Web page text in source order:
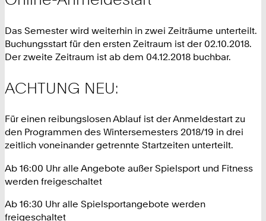
Das Semester wird weiterhin in zwei Zeiträume unterteilt.
Buchungsstart für den ersten Zeitraum ist der 02.10.2018.
Der zweite Zeitraum ist ab dem 04.12.2018 buchbar.
ACHTUNG NEU:
Für einen reibungslosen Ablauf ist der Anmeldestart zu
den Programmen des Wintersemesters 2018/19 in drei
zeitlich voneinander getrennte Startzeiten unterteilt.
Ab 16:00 Uhr alle Angebote außer Spielsport und Fitness
werden freigeschaltet
Ab 16:30 Uhr alle Spielsportangebote werden
freigeschaltet